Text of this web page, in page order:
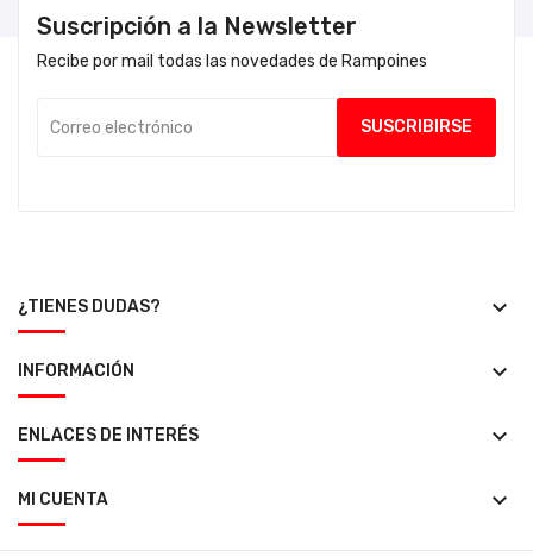
Suscripción a la Newsletter
Recibe por mail todas las novedades de Rampoines
¿TIENES DUDAS? keyboard_arrow_down
INFORMACIÓN keyboard_arrow_down
ENLACES DE INTERÉS keyboard_arrow_down
MI CUENTA keyboard_arrow_down